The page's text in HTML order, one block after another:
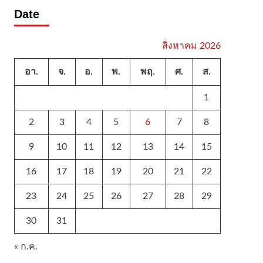
Date
สิงหาคม 2026
อา. จ. อ. พ. พฤ. ศ. ส.
1
2 3 4 5 6 7 8
9 10 11 12 13 14 15
16 17 18 19 20 21 22
23 24 25 26 27 28 29
30 31
« ก.ค.